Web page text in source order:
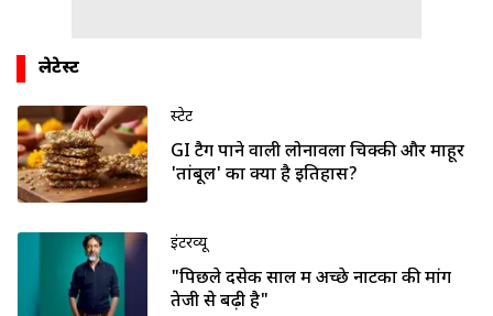
लेटेस्ट
स्टेट
GI टैग पाने वाली लोनावला चिक्की और माहूर
'तांबूल' का क्या है इतिहास?
इंटरव्यू
"पिछले दसेक साल में अच्छे नाटकों की मांग
तेजी से बढ़ी है"